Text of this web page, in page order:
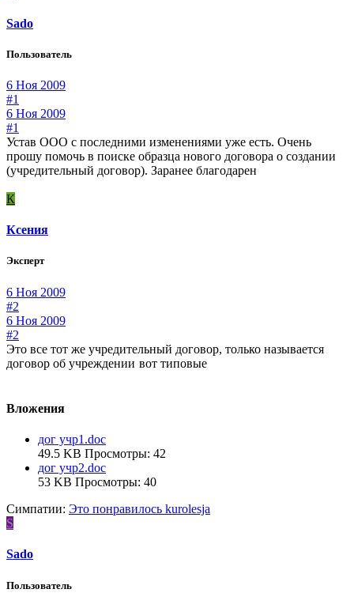
Sado
Пользователь
6 Ноя 2009
#1
6 Ноя 2009
#1
Устав ООО с последними изменениями уже есть. Очень
прошу помочь в поиске образца нового договора о создании
(учредительный договор). Заранее благодарен
К
Ксения
Эксперт
6 Ноя 2009
#2
6 Ноя 2009
#2
Это все тот же учредительный договор, только называется
договор об учреждении вот типовые
Вложения
дог учр1.doc
49.5 KB Просмотры: 42
дог учр2.doc
53 KB Просмотры: 40
Симпатии: Это понравилось kurolesja
S
Sado
Пользователь